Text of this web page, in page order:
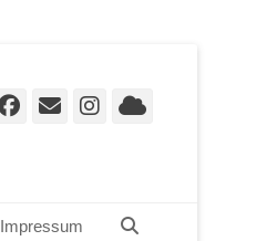
Facebook
E-
Instagram
Cloud
Impressum